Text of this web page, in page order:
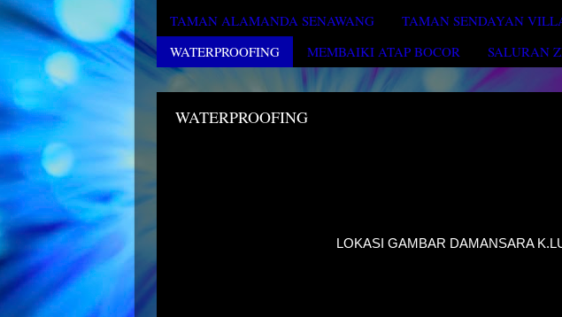
TAMAN ALAMANDA SENAWANG
TAMAN SENDAYAN
WATERPROOFING
MEMBAIKI ATAP BOCOR SALURAN
WATERPROOFING
LOKASI GAMBAR DAMANSARA